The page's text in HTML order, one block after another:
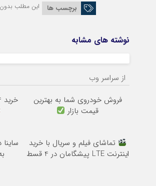
برچسب ها این مطلب
نوشته های مشابه
از سراسر وب
فروش خودروی شما به بهترین
قیمت بازار
خرید 4 قسطه اینترنت پیشگامان
تماشای فیلم و سریال با خرید
اینترنت LTE پیشگامان در 4 قسط